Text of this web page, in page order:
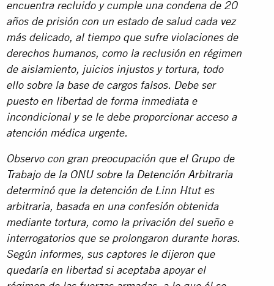
encuentra recluido y cumple una condena de 20
años de prisión con un estado de salud cada vez
más delicado, al tiempo que sufre violaciones de
derechos humanos, como la reclusión en régimen
de aislamiento, juicios injustos y tortura, todo
ello sobre la base de cargos falsos. Debe ser
puesto en libertad de forma inmediata e
incondicional y se le debe proporcionar acceso a
atención médica urgente.
Observo con gran preocupación que el Grupo de
Trabajo de la ONU sobre la Detención Arbitraria
determinó que la detención de Linn Htut es
arbitraria, basada en una confesión obtenida
mediante tortura, como la privación del sueño e
interrogatorios que se prolongaron durante horas.
Según informes, sus captores le dijeron que
quedaría en libertad si aceptaba apoyar el